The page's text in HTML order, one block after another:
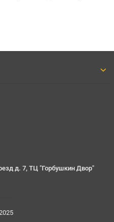
д. 7, ТЦ "Горбушкин Двор"